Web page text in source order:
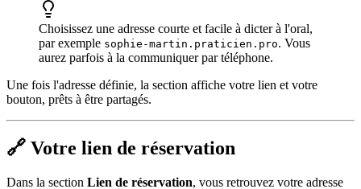
Choisissez une adresse courte et facile à dicter à l'oral,
par exemple sophie-martin.praticien.pro. Vous
aurez parfois à la communiquer par téléphone.
Une fois l'adresse définie, la section affiche votre lien et votre
bouton, prêts à être partagés.
🔗 Votre lien de réservation
Dans la section Lien de réservation, vous retrouvez votre adresse